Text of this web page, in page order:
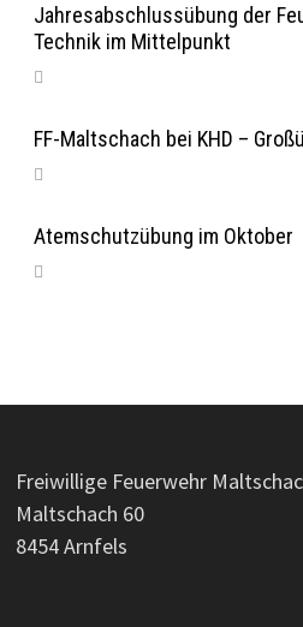
Jahresabschlussübung der
Technik im Mittelpunkt
FF-Maltschach bei KHD –
Atemschutzübung im Oktober
Freiwillige Feuerwehr
Maltschach 60
8454 Arnfels